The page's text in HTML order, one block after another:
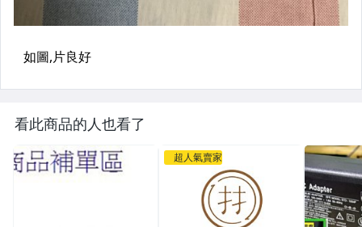
看此商品的人也看了
超人氣賣家